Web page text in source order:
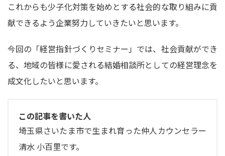
これからも少子化対策を始めとする社会的な取り組みに貢
献できるよう企業努力していきたいと思います。
今回の「経営指針づくりセミナー」では、社会貢献ができ
る、地域の皆様に愛される結婚相談所としての経営理念を
成文化したいと思います。
この記事を書いた人
埼玉県さいたま市で生まれ育った仲人カウンセラー
清水 小百里です。